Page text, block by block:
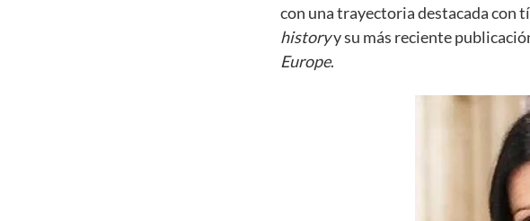
con una trayectoria destacada con
historyy su más reciente
Europe.